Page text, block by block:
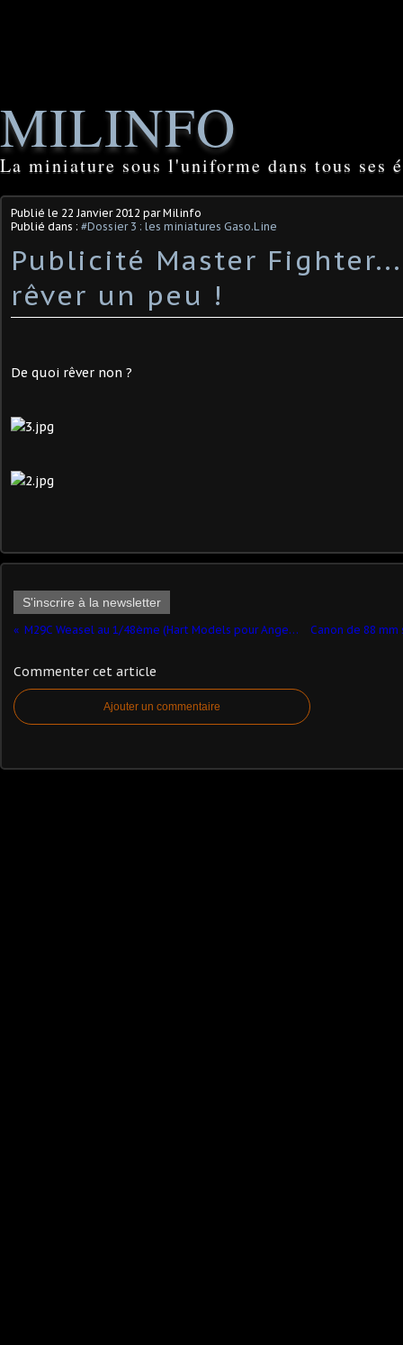
MILINFO
La miniature sous l'uniforme dans tous ses
Publié le 22 Janvier 2012 par Milinfo
Publié dans : #Dossier 3 : les miniatures Gaso.Line
Publicité Master
rêver un peu !
De quoi rêver non ?
S'inscrire à la newsletter
M29C Weasel au 1/48ème (Hart Models pour Angego)
Commenter cet article
Ajouter un commentaire